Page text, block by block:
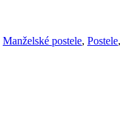
Manželské postele, Postele,